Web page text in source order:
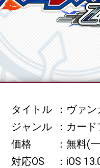
SPECタイトル
ヴァン
ジャンル
カード
価格
無料(
対応OS
iOS